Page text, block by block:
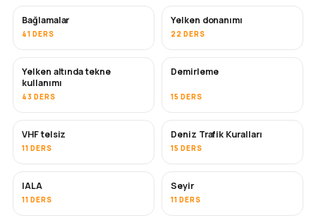
Bağlamalar
41 DERS
Yelken donanımı
22 DERS
Yelken altında tekne
kullanımı
43 DERS
Demirleme
15 DERS
VHF telsiz
11 DERS
Deniz Trafik Kuralları
15 DERS
IALA
11 DERS
Seyir
11 DERS